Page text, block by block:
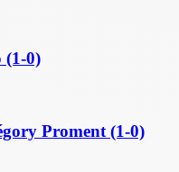
(1-0)
Proment (1-0)